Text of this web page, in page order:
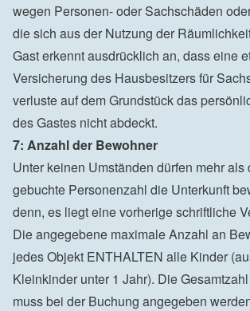
wegen Personen- oder Sachschäden
die sich aus der Nutzung der
Gast erkennt ausdrücklich an, dass eine
Versicherung des Hausbesitzers für
verluste auf dem Grundstück das
des Gastes nicht abdeckt.
7: Anzahl der Bewohner
Unter keinen Umständen dürfen mehr als
gebuchte Personenzahl die Unterkunft
denn, es liegt eine vorherige schriftliche
Die angegebene maximale Anzahl an
jedes Objekt ENTHALTEN alle Kinder
Kleinkinder unter 1 Jahr). Die
muss bei der Buchung angegeben